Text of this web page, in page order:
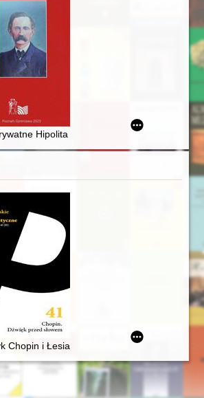
Księgarnia Publishing House
w przedwojennej Polsce
Hipolita Cegielskiego
zachowanych źródeł
Chopin i Łesia Ukrainka : per me